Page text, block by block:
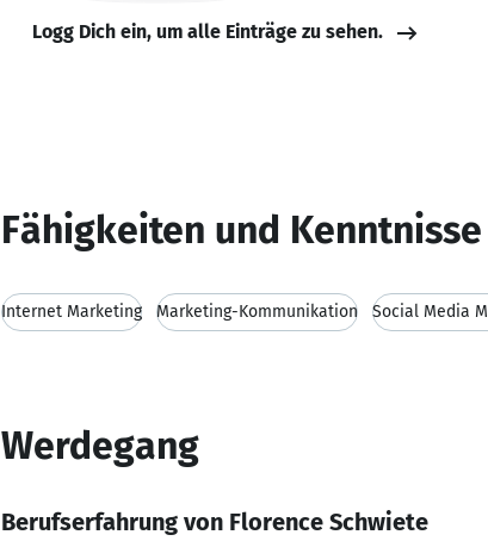
Logg Dich ein, um alle Einträge zu sehen.
Fähigkeiten und Kenntnisse
Internet Marketing Marketing-Kommunikation Social Media
Werdegang
Berufserfahrung von Florence Schwiete